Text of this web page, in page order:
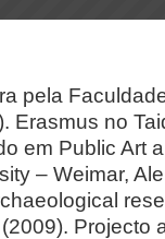
pela
Erasmus no
em Public Art
– Weimar,
Projecto